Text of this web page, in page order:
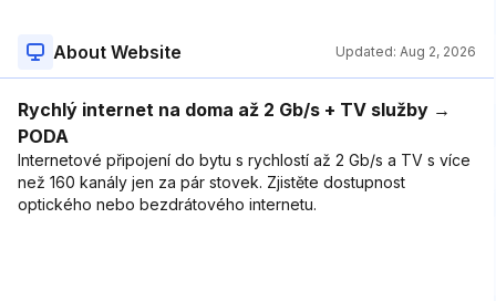
About Website Updated: Aug 2, 2026
Rychlý internet na doma až 2 Gb/s + TV služby →
PODA
Internetové připojení do bytu s rychlostí až 2 Gb/s a TV s více
než 160 kanály jen za pár stovek. Zjistěte dostupnost
optického nebo bezdrátového internetu.